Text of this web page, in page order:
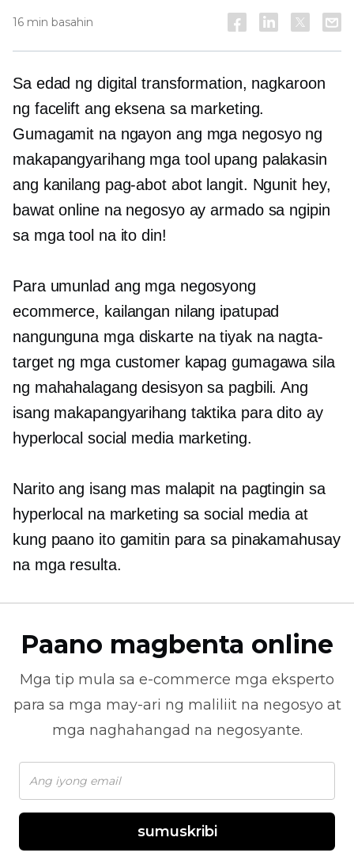
16 min basahin
Sa edad ng digital transformation, nagkaroon
ng facelift ang eksena sa marketing.
Gumagamit na ngayon ang mga negosyo ng
makapangyarihang mga tool upang palakasin
ang kanilang pag-abot abot langit. Ngunit hey,
bawat online na negosyo ay armado sa ngipin
sa mga tool na ito din!
Para umunlad ang mga negosyong
ecommerce, kailangan nilang ipatupad
nangunguna mga diskarte na tiyak na nagta-
target ng mga customer kapag gumagawa sila
ng mahahalagang desisyon sa pagbili. Ang
isang makapangyarihang taktika para dito ay
hyperlocal social media marketing.
Narito ang isang mas malapit na pagtingin sa
hyperlocal na marketing sa social media at
kung paano ito gamitin para sa pinakamahusay
na mga resulta.
Paano magbenta online
Mga tip mula sa e-commerce mga eksperto
para sa mga may-ari ng maliliit na negosyo at
mga naghahangad na negosyante.
sumuskribi